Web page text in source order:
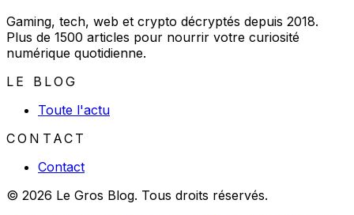
Gaming, tech, web et crypto décryptés depuis 2018.
Plus de 1500 articles pour nourrir votre curiosité
numérique quotidienne.
LE BLOG
Toute l'actu
CONTACT
Contact
© 2026 Le Gros Blog. Tous droits réservés.